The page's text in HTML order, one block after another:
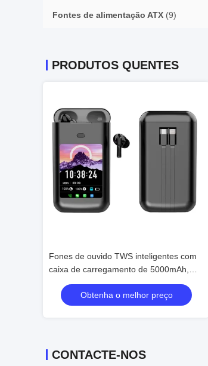
Fontes de alimentação ATX (9)
PRODUTOS QUENTES
Fones de ouvido TWS inteligentes com
caixa de carregamento de 5000mAh,
Bluetooth 5.4,Cancelamento de ruído
ENC, alertas de mensagens multi-app
(WeChat/WhatsApp/FB)
Obtenha o melhor preço
CONTACTE-NOS